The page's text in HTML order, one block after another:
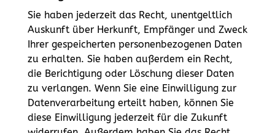
Sie haben jederzeit das Recht, unentgeltlich
Auskunft über Herkunft, Empfänger und Zweck
Ihrer gespeicherten personenbezogenen Daten
zu erhalten. Sie haben außerdem ein Recht,
die Berichtigung oder Löschung dieser Daten
zu verlangen. Wenn Sie eine Einwilligung zur
Datenverarbeitung erteilt haben, können Sie
diese Einwilligung jederzeit für die Zukunft